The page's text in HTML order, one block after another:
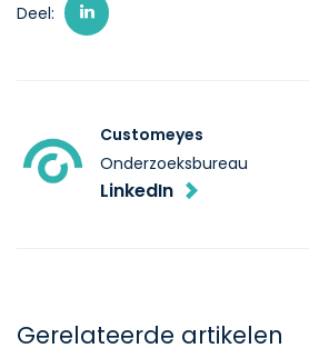
Deel:
Customeyes
Onderzoeksbureau
LinkedIn
Gerelateerde artikelen